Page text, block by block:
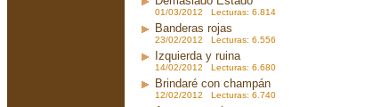
01/03/2012 Lecturas: 6.814
Banderas rojas
23/02/2012 Lecturas: 6.556
Izquierda y ruina
14/02/2012 Lecturas: 6.680
Brindaré con champán
12/02/2012 Lecturas: 6.740